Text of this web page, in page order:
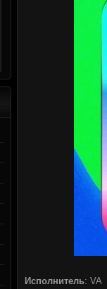
Исполнитель: VA